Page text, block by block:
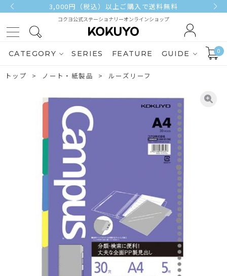
3,000円（税込）以上ご購入で送料無料
コクヨ公式ステーショナリーオンラインショップ
CATEGORY SERIES FEATURE GUIDE 0
トップ ノート・紙製品 ルーズリーフ